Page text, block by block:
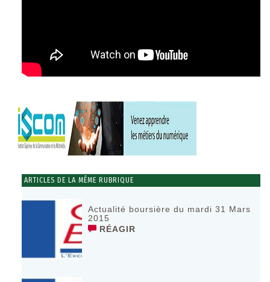
ARTICLES DE LA MÊME RUBRIQUE
Actualité boursière du mardi 31 Mars
2015
RÉAGIR